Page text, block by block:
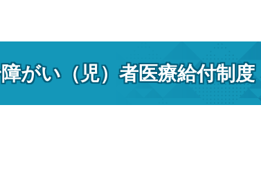
がい（児）者医療給付制度